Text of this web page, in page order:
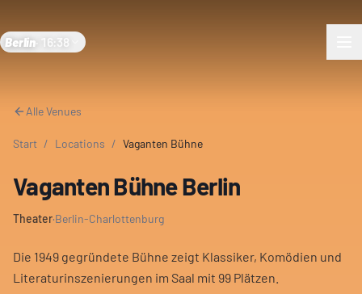
Berlin 16:38
Alle Venues
Start / Locations / Vaganten Bühne
Vaganten Bühne Berlin
Theater·Berlin-Charlottenburg
Die 1949 gegründete Bühne zeigt Klassiker, Komödien und
Literaturinszenierungen im Saal mit 99 Plätzen.